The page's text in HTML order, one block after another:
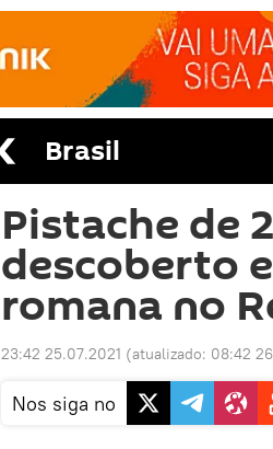
Brasil
Pistache de
descoberto
romana no
23:42 25.07.2021 (atualizado: 08:42
Nos siga no